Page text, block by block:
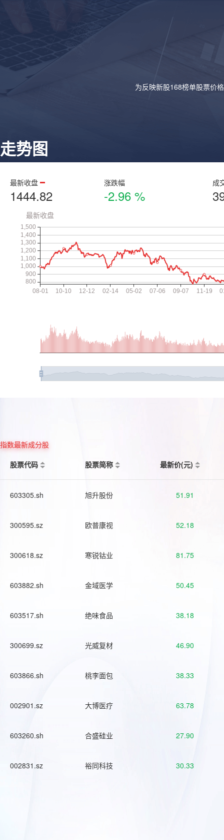
为反映新股168榜单股票价
走势图
最新收盘
1444.82
涨跌幅
-2.96 %
成
指数最新成分股
股票代码
股票简称 最新价(元)
603305.sh 旭升股份 51.91
300595.sz 欧普康视 52.18
300618.sz 寒锐钴业 81.75
603882.sh 金域医学 50.45
603517.sh 绝味食品 38.18
300699.sz 光威复材 46.90
603866.sh 桃李面包 38.33
002901.sz 大博医疗 63.78
603260.sh 合盛硅业 27.90
002831.sz 裕同科技 30.33